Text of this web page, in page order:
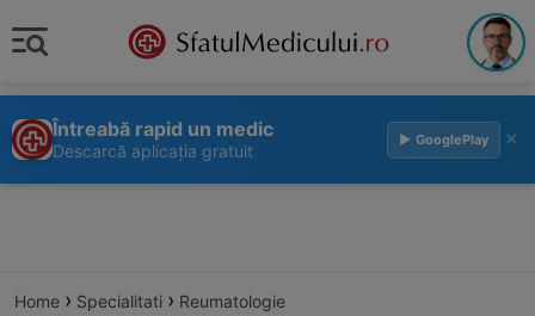
Întreabă rapid un medic
Descarcă aplicația gratuit
▶ GooglePlay ×
Home › Specialitati › Reumatologie